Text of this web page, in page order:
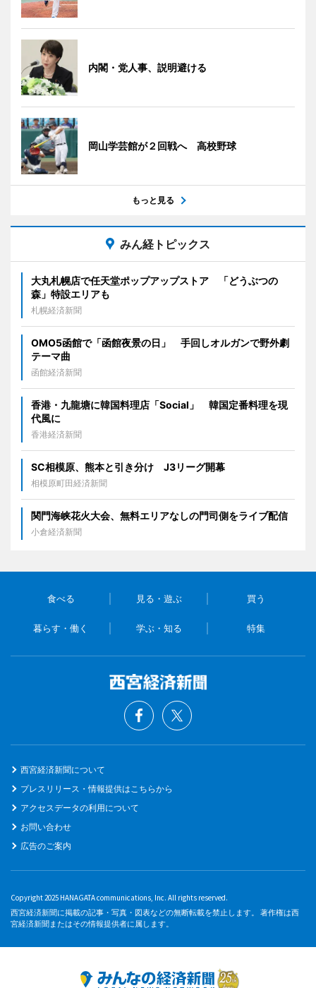
内閣・党人事、説明避ける
岡山学芸館が２回戦へ 高校野球
もっと見る
みん経トピックス
大丸札幌店で任天堂ポップアップストア 「どうぶつの
森」特設エリアも
札幌経済新聞
OMO5函館で「函館夜景の日」 手回しオルガンで野外劇
テーマ曲
函館経済新聞
香港・九龍塘に韓国料理店「Social」 韓国定番料理を現
代風に
香港経済新聞
SC相模原、熊本と引き分け J3リーグ開幕
相模原町田経済新聞
関門海峡花火大会、無料エリアなしの門司側をライブ配信
小倉経済新聞
食べる 見る・遊ぶ 買う
暮らす・働く 学ぶ・知る 特集
西宮経済新聞について
プレスリリース・情報提供はこちらから
アクセスデータの利用について
お問い合わせ
広告のご案内
Copyright 2025 HANAGATA communications, Inc. All rights reserved.
西宮経済新聞に掲載の記事・写真・図表などの無断転載を禁止します。 著作権は西
宮経済新聞またはその情報提供者に属します。